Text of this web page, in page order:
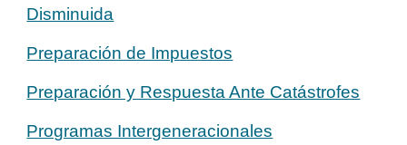
Disminuida
Preparación de Impuestos
Preparación y Respuesta Ante Catástrofes
Programas Intergeneracionales